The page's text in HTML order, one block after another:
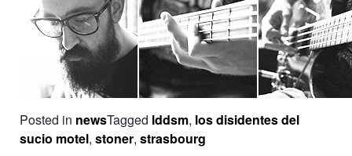
Posted in newsTagged lddsm, los disidentes del
sucio motel, stoner, strasbourg